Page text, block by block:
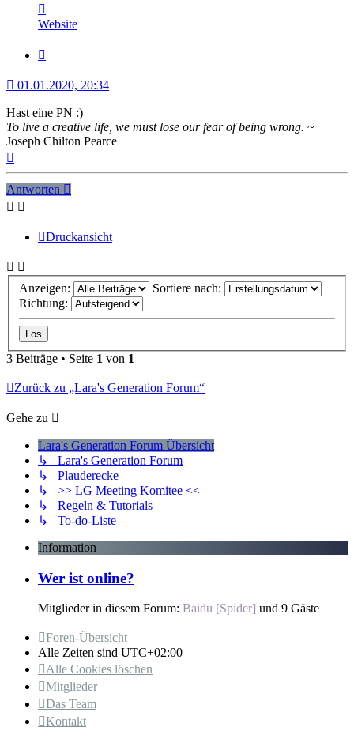
von
Minerva
Website
01.01.2020, 20:34
Hast eine PN :)
To live a creative life, we must lose our fear of being wrong. ~
Joseph Chilton Pearce
oben
Antworten
Druckansicht
Anzeigen:
Sortiere nach:
Richtung:
3 Beiträge • Seite 1 von 1
Zurück zu „Lara's Generation Forum“
Gehe zu
Lara's Generation Forum Übersicht
↳ Lara's Generation Forum
↳ Plauderecke
↳ >> LG Meeting Komitee <<
↳ Regeln & Tutorials
↳ To-do-Liste
Information
Wer ist online?
Mitglieder in diesem Forum: Baidu [Spider] und 9 Gäste
Foren-Übersicht
Alle Zeiten sind UTC+02:00
Alle Cookies löschen
Mitglieder
Das Team
Kontakt